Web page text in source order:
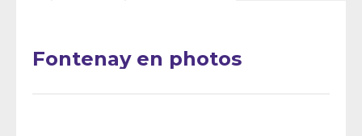
Fontenay en photos